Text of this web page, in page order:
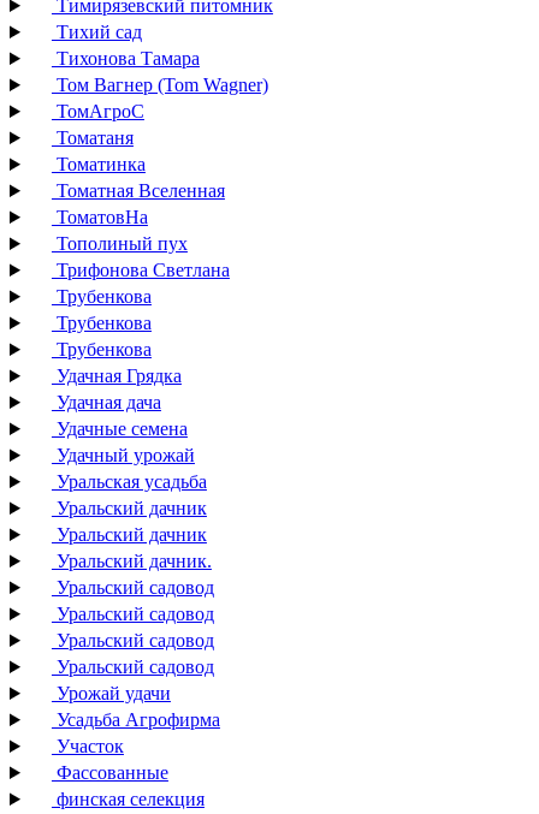
Тимирязевский питомник
Тихий сад
Тихонова Тамара
Том Вагнер (Tom Wagner)
ТомАгроС
Томатаня
Томатинка
Томатная Вселенная
ТоматовНа
Тополиный пух
Трифонова Светлана
Трубенкова
Трубенкова
Трубенкова
Удачная Грядка
Удачная дача
Удачные семена
Удачный урожай
Уральская усадьба
Уральский дачник
Уральский дачник
Уральский дачник.
Уральский садовод
Уральский садовод
Уральский садовод
Уральский садовод
Урожай удачи
Усадьба Агрофирма
Участок
Фассованные
финская селекция